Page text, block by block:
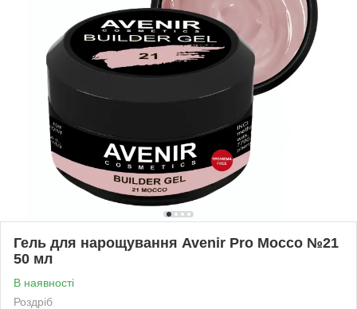
Гель для нарощування Avenir Pro Mocco №21
50 мл
В наявності
Роздріб